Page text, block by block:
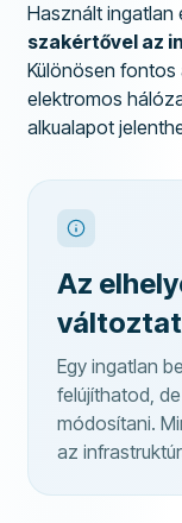
Használt ingatlan
szakértővel az
Különösen
elektromos
alkualapot
Az
Egy ingatlan
felújíthatod,
módosítani.
az